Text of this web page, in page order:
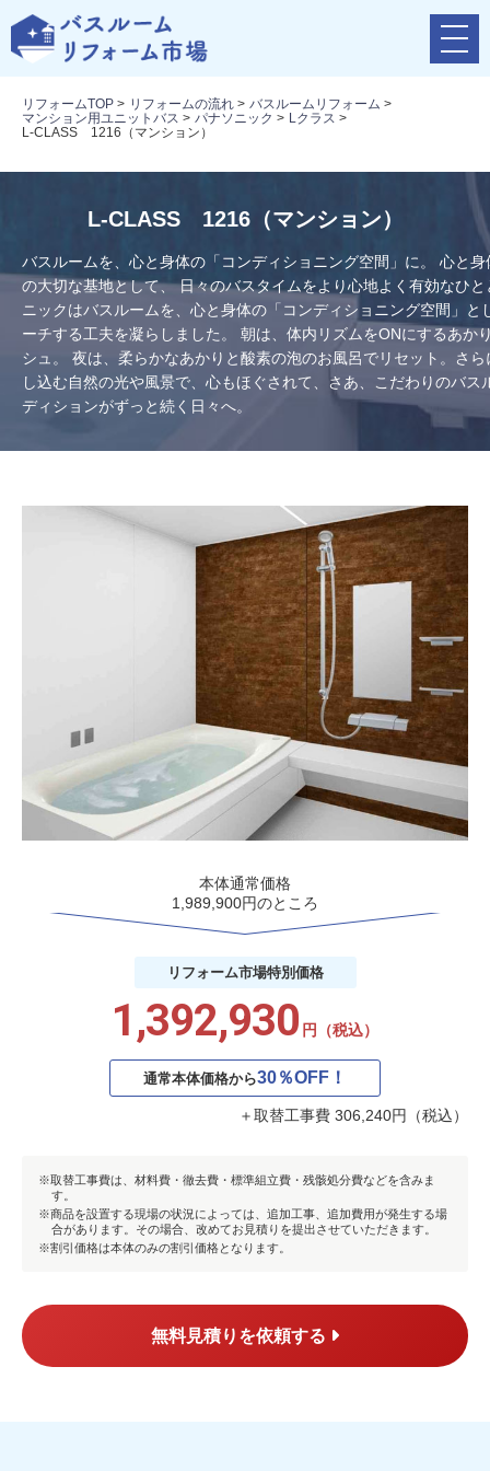
メ
ニ
リフォームTOP > リフォームの流れ > バスルームリフォーム >
マンション用ユニットバス > パナソニック > Lクラス >
L-CLASS 1216（マンション）
L-CLASS 1216（マンション）
バスルームを、心と身体の「コンディショニング空間」に。 心と
の大切な基地として、 日々のバスタイムをより心地よく有効なひ
ニックはバスルームを、心と身体の「コンディショニング空間」と
ーチする工夫を凝らしました。 朝は、体内リズムをONにするあか
シュ。 夜は、柔らかなあかりと酸素の泡のお風呂でリセット。さ
し込む自然の光や風景で、心もほぐされて、さあ、こだわりのバス
ディションがずっと続く日々へ。
本体通常価格
1,989,900円のところ
リフォーム市場特別価格
1,392,930 円（税込）
通常本体価格から30％OFF！
＋取替工事費 306,240円（税込）
取替工事費は、材料費・徹去費・標準組立費・残骸処分費などを含みま
す。
商品を設置する現場の状況によっては、追加工事、追加費用が発生する場
合があります。その場合、改めてお見積りを提出させていただきます。
割引価格は本体のみの割引価格となります。
無料見積りを依頼する